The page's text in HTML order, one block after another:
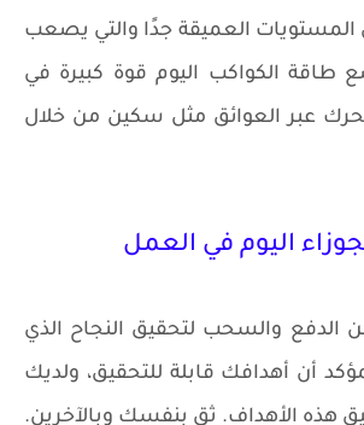
العميقة جدًا والتي يصعب
طاقة الكواكب اليوم قوة كبيرة في
عبر العوائق مثل سكين من خلال
اليوم في العمل
الدفع والسحب لتحقيق النجاح الذي
أن أهدافك قابلة للتحقيق، ولديك
هذه الأهداف. ثق بنفسك وبالآخرين.